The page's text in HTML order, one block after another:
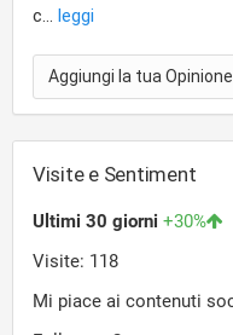
c... leggi
Aggiungi la tua Opinione
Visite e Sentiment